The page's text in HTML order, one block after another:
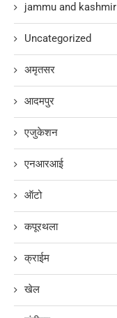
jammu and kashmir
Uncategorized
अमृतसर
आदमपुर
एजुकेशन
एनआरआई
ऑटो
कपूरथला
क्राईम
खेल